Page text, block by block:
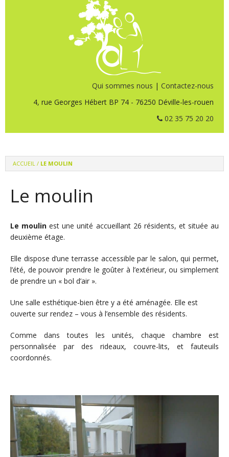
Qui sommes nous | Contactez-nous
4, rue Georges Hébert BP 74 - 76250 Déville-les-rouen
02 35 75 20 20
ACCUEIL / LE MOULIN
Le moulin
Le moulin est une unité accueillant 26 résidents, et située au
deuxième étage.
Elle dispose d’une terrasse accessible par le salon, qui permet,
l’été, de pouvoir prendre le goûter à l’extérieur, ou simplement
de prendre un « bol d’air ».
Une salle esthétique-bien être y a été aménagée. Elle est
ouverte sur rendez – vous à l’ensemble des résidents.
Comme dans toutes les unités, chaque chambre est
personnalisée par des rideaux, couvre-lits, et fauteuils
coordonnés.